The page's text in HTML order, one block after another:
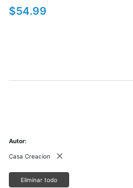
$54.99
Autor
Casa Creacion
Eliminar todo